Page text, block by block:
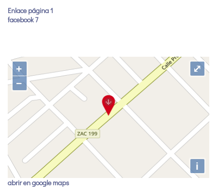
Enlace página 1
facebook 7
+
−
i
⤢
abrir en google maps